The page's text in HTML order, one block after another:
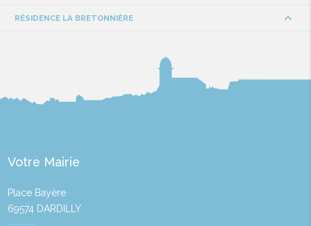
RÉSIDENCE LA BRETONNIÈRE
Votre Mairie
Place Bayère
69574 DARDILLY